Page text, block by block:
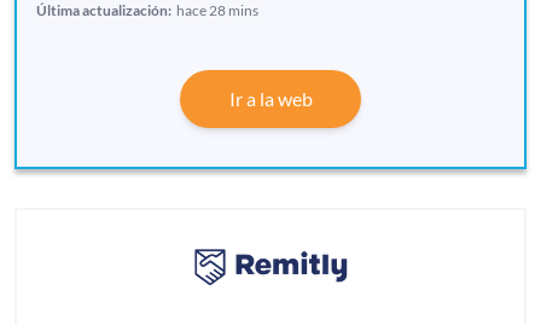
Última actualización: hace 28 mins
Ir a la web